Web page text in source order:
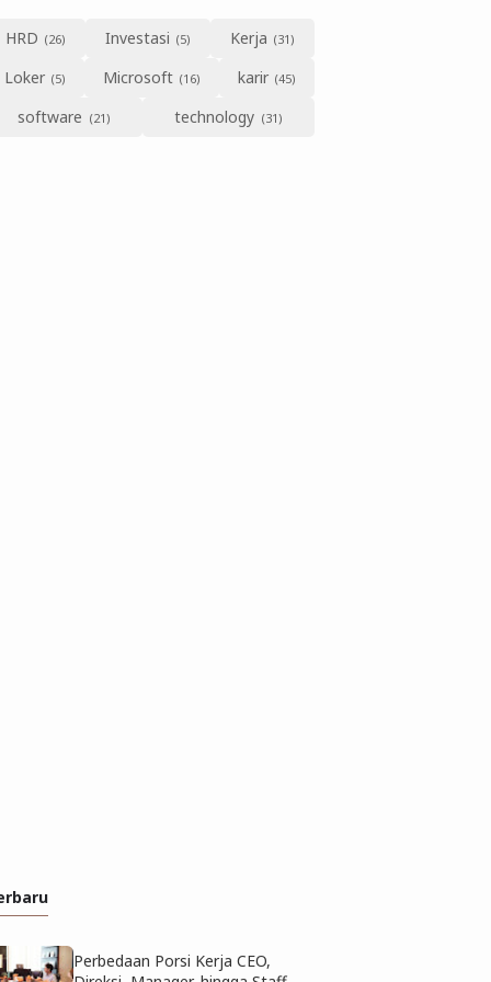
HRD Investasi
Kerja
Loker
Microsoft
karir
software
technology
Perbedaan Porsi Kerja CEO,